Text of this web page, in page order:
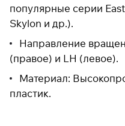
популярные серии
Skylon и др.).
Направление
(правое) и LH (левое).
Материал:
пластик.